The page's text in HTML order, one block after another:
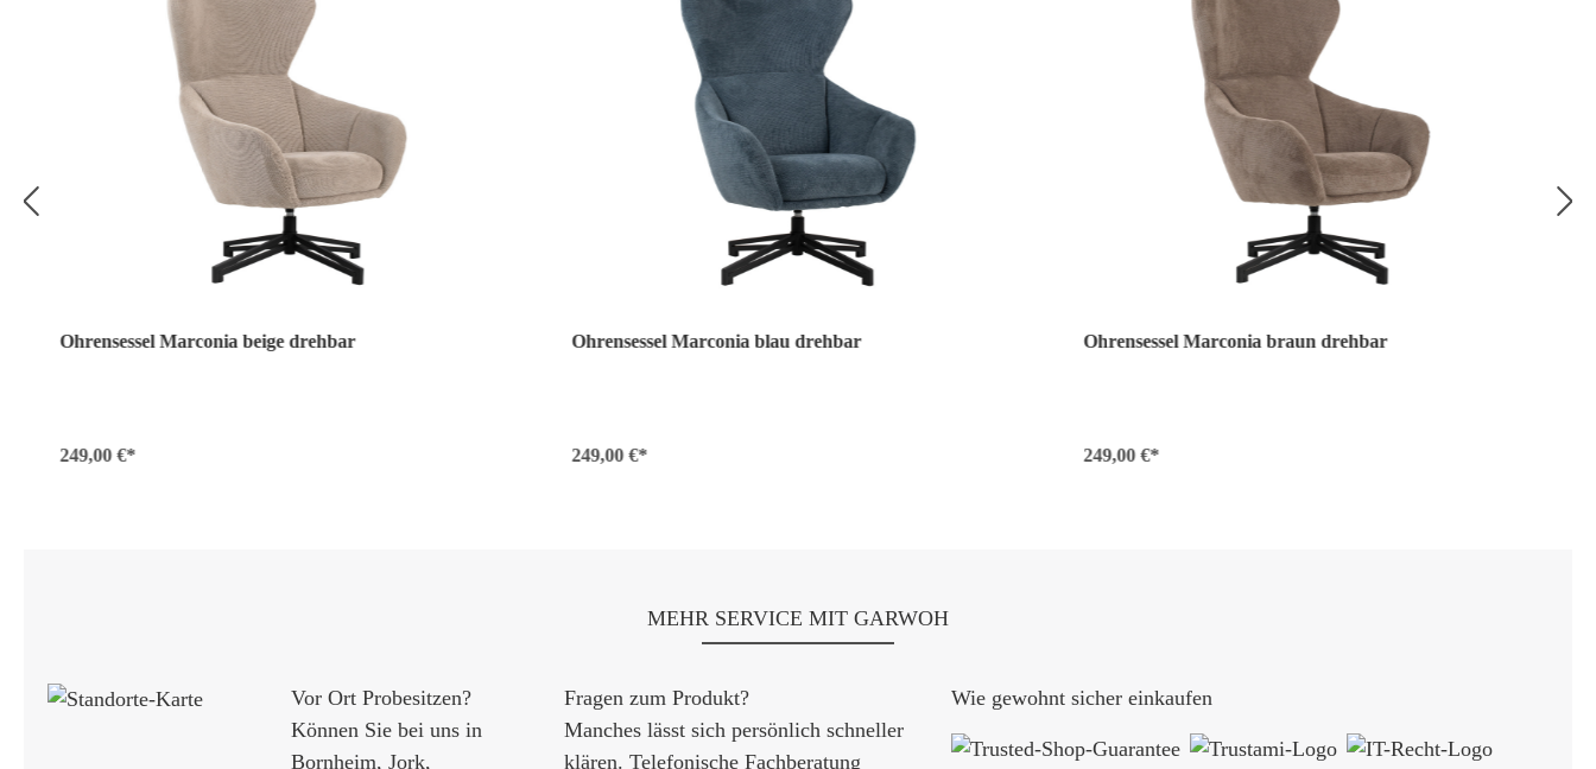
Ohrensessel Marconia beige drehbar
249,00 €*
Ohrensessel Marconia blau drehbar
249,00 €*
Ohrensessel Marconia braun drehbar
249,00 €*
MEHR SERVICE MIT GARWOH
Vor Ort Probesitzen?
Können Sie bei uns in
Bornheim, Jork,
Fragen zum Produkt?
Manches lässt sich persönlich schneller
klären. Telefonische Fachberatung
Wie gewohnt sicher einkaufen